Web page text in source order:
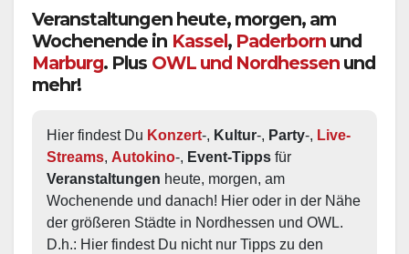
Veranstaltungen heute, morgen, am
Wochenende in Kassel , Paderborn und
Marburg. Plus OWL und Nordhessen und
mehr!
Hier findest Du Konzert-, Kultur-, Party-, Live-
Streams, Autokino-, Event-Tipps
Veranstaltungen heute, morgen, am
Wochenende und danach! Hier oder in der Nähe
der größeren Städte in Nordhessen und OWL.
D.h.: Hier findest Du nicht nur Tipps zu den